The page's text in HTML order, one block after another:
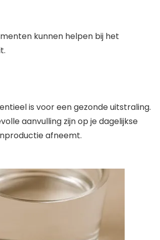
kunnen helpen bij het
is voor een gezonde uitstraling.
aanvulling zijn op je dagelijkse
afneemt.